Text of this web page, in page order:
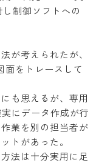
制御ソフトへの
が考えられたが、
面をトレースして
も思えるが、専用
にデータ作成が行
業を別の担当者が
トがあった。
法は十分実用に足